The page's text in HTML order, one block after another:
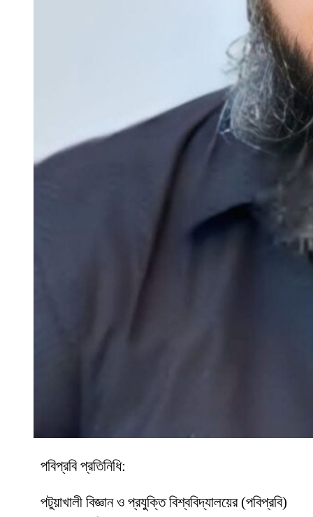
পবিপ্রবি প্রতিনিধি:
পটুয়াখালী বিজ্ঞান ও প্রযুক্তি বিশ্ববিদ্যালয়ের (পবিপ্রবি)